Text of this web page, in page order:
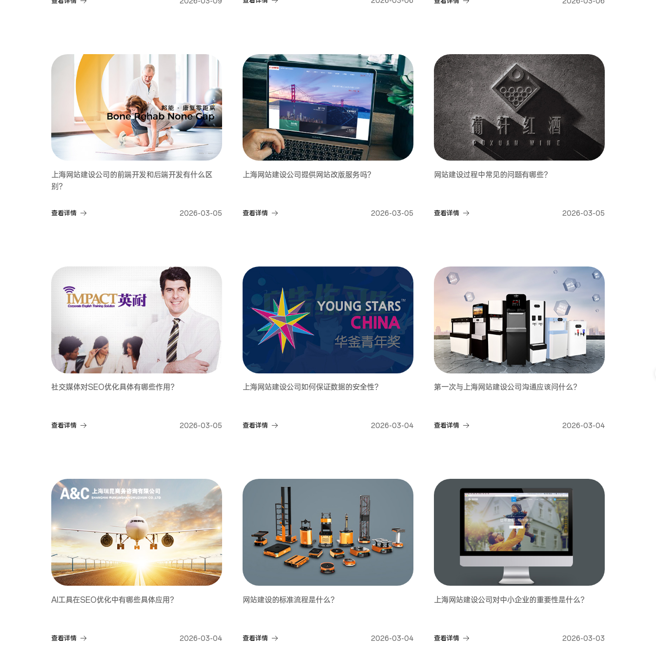
上海网站建设公司的前端开发和后端开发有什么区
别？
查看详情 2026-03-05
上海网站建设公司提供网站改版服务吗？
查看详情 2026-03-05
网站建设过程中常见的问题有哪些？
查看详情 2026-03-05
社交媒体对SEO优化具体有哪些作用？
查看详情 2026-03-05
上海网站建设公司如何保证数据的安全性？
查看详情 2026-03-04
第一次与上海网站建设公司沟通应该问什么？
查看详情 2026-03-04
AI工具在SEO优化中有哪些具体应用？
查看详情 2026-03-04
网站建设的标准流程是什么？
查看详情 2026-03-04
上海网站建设公司对中小企业的重要性是什么？
查看详情 2026-03-03